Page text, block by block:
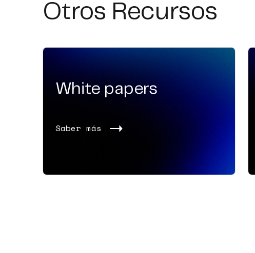
Otros Recursos
White papers
Saber más